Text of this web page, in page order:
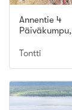
Annentie 4
Päiväkumpu,
Tontti